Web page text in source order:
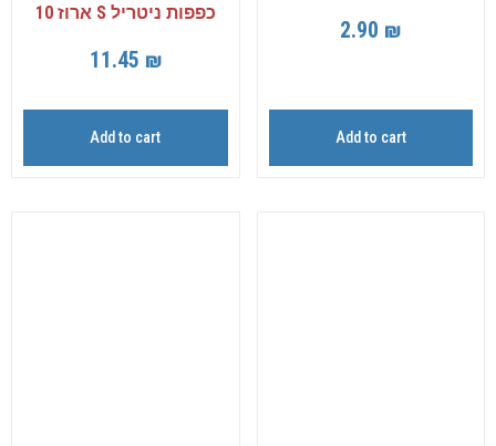
2.90 ₪
Add to cart
כפפות ניטריל S ארוז 10
11.45 ₪
Add to cart